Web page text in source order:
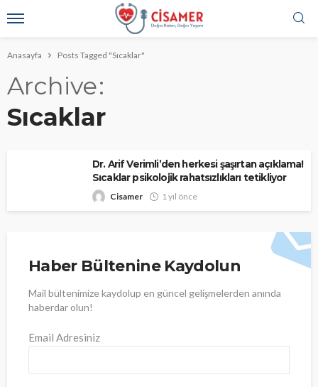
Anasayfa Posts Tagged "Sıcaklar"
Archive
Sıcaklar
Dr. Arif Verimli’den herkesi şaşırtan açıklama!
Sıcaklar psikolojik rahatsızlıkları tetikliyor
Cisamer 1 yıl önce
Haber Bültenine Kaydolun
Mail bültenimize kaydolup en güncel gelişmelerden anında
haberdar olun!
Email Adresiniz